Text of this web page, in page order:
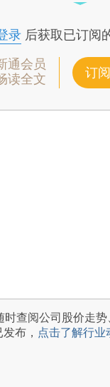
录后获取已订阅
通会员
读全文
订
时查阅公司股价走
布， 点击了解行业